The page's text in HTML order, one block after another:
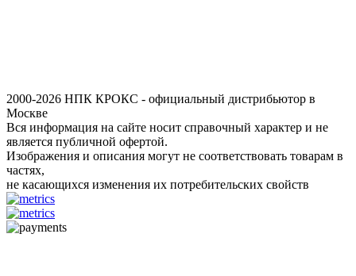
2000-2026 НПК КРОКС - официальный дистрибьютор в
Москве
Вся информация на сайте носит справочный характер и не
является публичной офертой.
Изображения и описания могут не соответствовать товарам в
частях,
не касающихся изменения их потребительских свойств